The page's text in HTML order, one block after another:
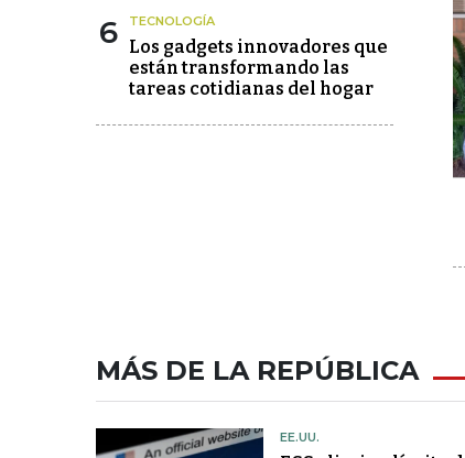
6 TECNOLOGÍA
Los gadgets innovadores que
están transformando las
tareas cotidianas del hogar
MÁS DE LA REPÚBLICA
EE.UU.